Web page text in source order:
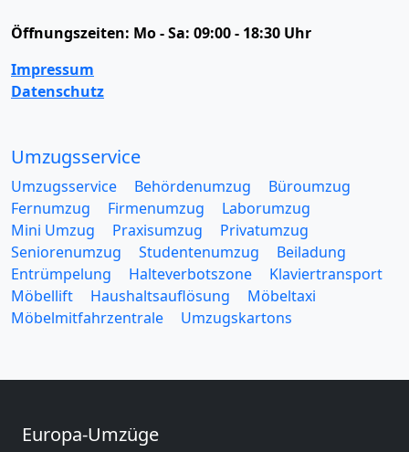
Öffnungszeiten: Mo - Sa: 09:00 - 18:30 Uhr
Impressum
Datenschutz
Umzugsservice
Umzugsservice Behördenumzug
Büroumzug
Fernumzug
Firmenumzug
Laborumzug
Mini Umzug
Praxisumzug
Privatumzug
Seniorenumzug
Studentenumzug
Beiladung
Entrümpelung
Halteverbotszone
Klaviertransport
Möbellift
Haushaltsauflösung
Möbeltaxi
Möbelmitfahrzentrale
Umzugskartons
Europa-Umzüge